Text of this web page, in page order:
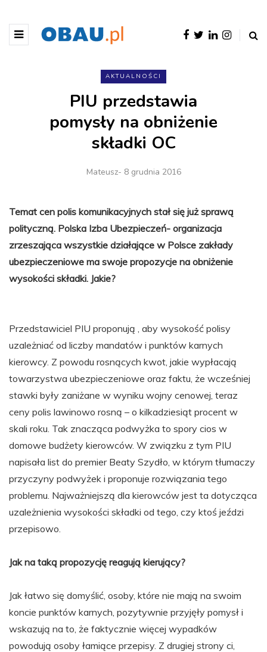
AKTUALNOŚCI
PIU przedstawia
pomysły na obniżenie
składki OC
Mateusz- 8 grudnia 2016
Temat cen polis komunikacyjnych stał się już sprawą
polityczną. Polska Izba Ubezpieczeń- organizacja
zrzeszająca wszystkie działające w Polsce zakłady
ubezpieczeniowe ma swoje propozycje na obniżenie
wysokości składki. Jakie?
Przedstawiciel PIU proponują , aby wysokość polisy
uzależniać od liczby mandatów i punktów karnych
kierowcy. Z powodu rosnących kwot, jakie wypłacają
towarzystwa ubezpieczeniowe oraz faktu, że wcześniej
stawki były zaniżane w wyniku wojny cenowej, teraz
ceny polis lawinowo rosną – o kilkadziesiąt procent w
skali roku. Tak znacząca podwyżka to spory cios w
domowe budżety kierowców. W związku z tym PIU
napisała list do premier Beaty Szydło, w którym tłumaczy
przyczyny podwyżek i proponuje rozwiązania tego
problemu. Najważniejszą dla kierowców jest ta dotycząca
uzależnienia wysokości składki od tego, czy ktoś jeździ
przepisowo.
Jak na taką propozycję reagują kierujący?
Jak łatwo się domyślić, osoby, które nie mają na swoim
koncie punktów karnych, pozytywnie przyjęły pomysł i
wskazują na to, że faktycznie więcej wypadków
powodują osoby łamiące przepisy. Z drugiej strony ci,